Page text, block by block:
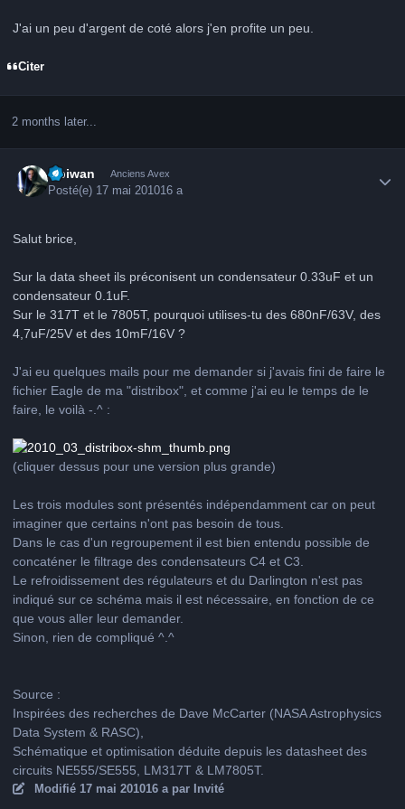
J'ai un peu d'argent de coté alors j'en profite un peu.
Citer
2 months later...
Obiwan Anciens Avex
Posté(e) 17 mai 201016 a
Salut brice,
Sur la data sheet ils préconisent un condensateur 0.33uF et un
condensateur 0.1uF.
Sur le 317T et le 7805T, pourquoi utilises-tu des 680nF/63V, des
4,7uF/25V et des 10mF/16V ?
J'ai eu quelques mails pour me demander si j'avais fini de faire le
fichier Eagle de ma "distribox", et comme j'ai eu le temps de le
faire, le voilà -.^ :
(cliquer dessus pour une version plus grande)
Les trois modules sont présentés indépendamment car on peut
imaginer que certains n'ont pas besoin de tous.
Dans le cas d'un regroupement il est bien entendu possible de
concaténer le filtrage des condensateurs C4 et C3.
Le refroidissement des régulateurs et du Darlington n'est pas
indiqué sur ce schéma mais il est nécessaire, en fonction de ce
que vous aller leur demander.
Sinon, rien de compliqué ^.^
Source :
Inspirées des recherches de Dave McCarter (NASA Astrophysics
Data System & RASC),
Schématique et optimisation déduite depuis les datasheet des
circuits NE555/SE555, LM317T & LM7805T.
Modifié 17 mai 201016 apar Invité